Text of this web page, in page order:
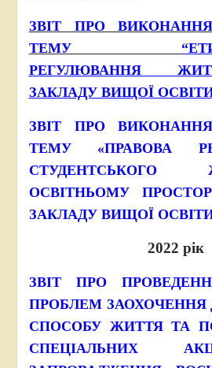
ЗВІТ ПРО
ТЕМУ “
РЕГУЛЮВАННЯ
ЗАКЛАДУ ВИЩОЇ
ЗВІТ ПРО
ТЕМУ «ПРАВОВА
ОСВІТНЬОМУ
ЗАКЛАДУ ВИЩОЇ
2022 рік
ЗВІТ ПРО
ПРОБЛЕМ ЗАОХОЧЕННЯ
СПОСОБУ ЖИТТЯ ТА
СПЕЦІАЛЬНИХ